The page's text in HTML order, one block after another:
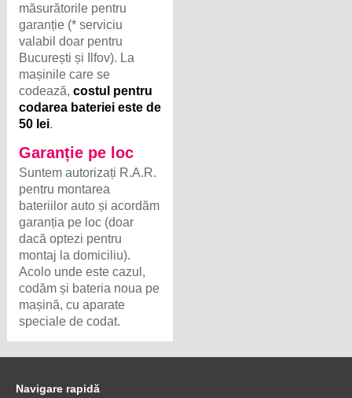
măsurătorile pentru
garanție (* serviciu
valabil doar pentru
București și Ilfov). La
mașinile care se
codează,costul pentru
codarea bateriei este de
50 lei.
Garanție pe loc
Suntem autorizați R.A.R.
pentru montarea
bateriilor auto și acordăm
garanția pe loc (doar
dacă optezi pentru
montaj la domiciliu).
Acolo unde este cazul,
codăm și bateria noua pe
mașină, cu aparate
speciale de codat.
Navigare rapidă